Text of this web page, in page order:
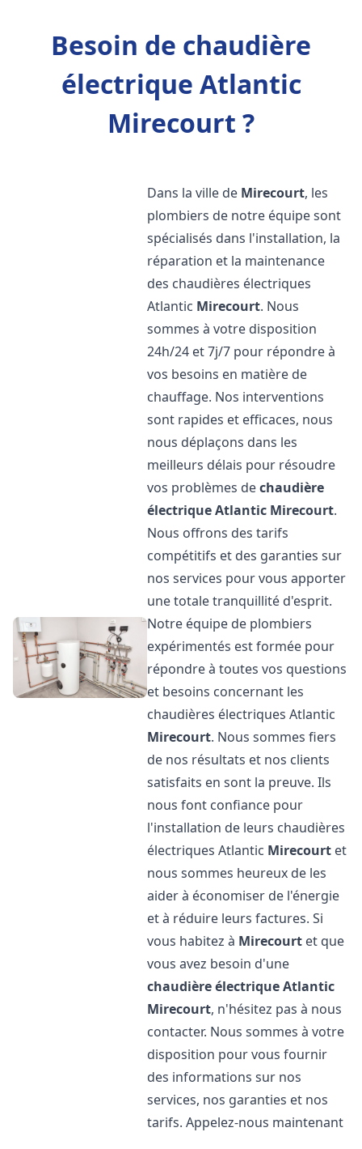
Besoin de chaudière
électrique Atlantic
Mirecourt ?
Dans la ville de Mirecourt, les
plombiers de notre équipe sont
spécialisés dans l'installation, la
réparation et la maintenance
des chaudières électriques
Atlantic Mirecourt. Nous
sommes à votre disposition
24h/24 et 7j/7 pour répondre à
vos besoins en matière de
chauffage. Nos interventions
sont rapides et efficaces, nous
nous déplaçons dans les
meilleurs délais pour résoudre
vos problèmes dechaudière
électrique Atlantic Mirecourt.
Nous offrons des tarifs
compétitifs et des garanties sur
nos services pour vous apporter
une totale tranquillité d'esprit.
Notre équipe de plombiers
expérimentés est formée pour
répondre à toutes vos questions
et besoins concernant les
chaudières électriques Atlantic
Mirecourt. Nous sommes fiers
de nos résultats et nos clients
satisfaits en sont la preuve. Ils
nous font confiance pour
l'installation de leurs chaudières
électriques Atlantic Mirecourt et
nous sommes heureux de les
aider à économiser de l'énergie
et à réduire leurs factures. Si
vous habitez à Mirecourt et que
vous avez besoin d'une
chaudière électrique Atlantic
Mirecourt, n'hésitez pas à nous
contacter. Nous sommes à votre
disposition pour vous fournir
des informations sur nos
services, nos garanties et nos
tarifs. Appelez-nous maintenant